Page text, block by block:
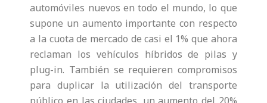
automóviles nuevos en todo el mundo, lo que
supone un aumento importante con respecto
a la cuota de mercado de casi el 1% que ahora
reclaman los vehículos híbridos de pilas y
plug-in. También se requieren compromisos
para duplicar la utilización del transporte